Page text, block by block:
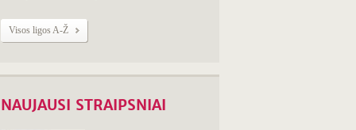
padėsiančių pagerinti
Visos ligos A-Ž
NAUJAUSI STRAIPSNIAI